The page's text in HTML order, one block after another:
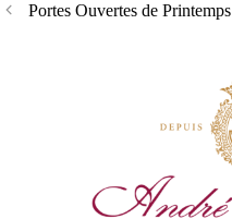
Portes Ouvertes de Printemps